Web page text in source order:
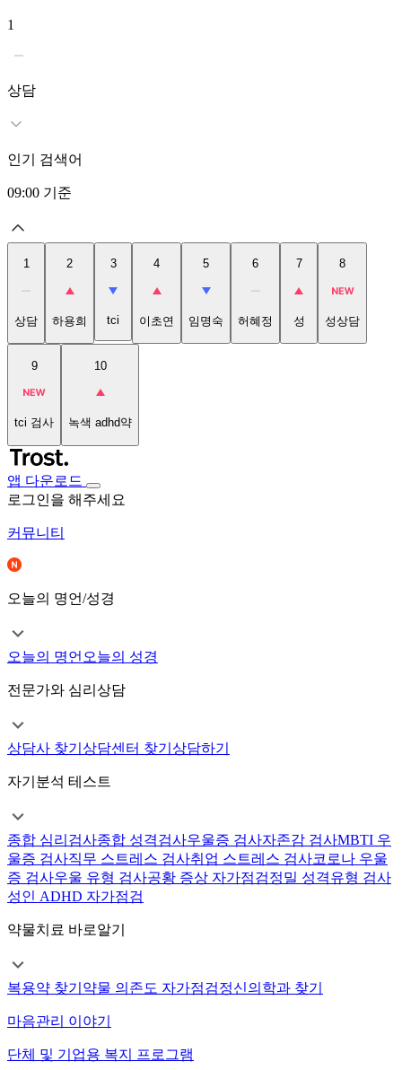
1
상담
인기 검색어
09:00 기준
1
상담
2
하용희
3
tci
4
이초연
5
임명숙
6
허혜정
7
성
8
성상담
9
tci 검사
10
녹색 adhd약
앱 다운로드
로그인을 해주세요
커뮤니티
오늘의 명언/성경
오늘의 명언 오늘의 성경
전문가와 심리상담
상담사 찾기 상담센터 찾기 상담하기
자기분석 테스트
종합 심리검사종합 성격검사우울증 검사자존감 검사MBTI 우
울증 검사직무 스트레스 검사취업 스트레스 검사코로나 우울
증 검사우울 유형 검사공황 증상 자가점검정밀 성격유형 검사
성인 ADHD 자가점검
약물치료 바로알기
복용약 찾기 약물 의존도 자가점검정신의학과 찾기
마음관리 이야기
단체 및 기업용 복지 프로그램